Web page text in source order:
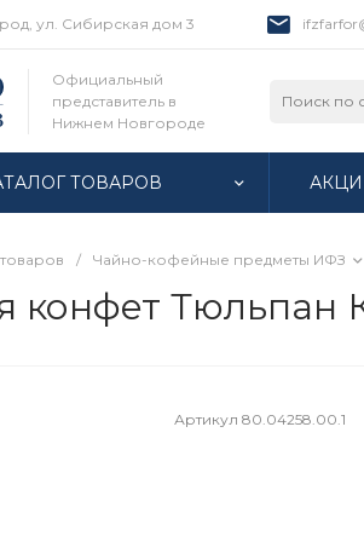
ул. Сибирская дом 3
Официальный
представитель в
Нижнем Новгороде
ТОВАРОВ
/ Чайно-кофейные предметы ИФЗ
конфет Тюльпан
Артикул80.04258.00.1